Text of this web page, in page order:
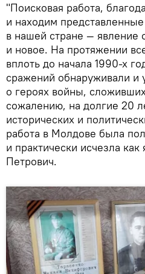
"Поисковая работа,
и находим
в нашей стране — явление
и новое. На протяжении
вплоть до начала 1990-х
сражений обнаруживали и
о героях войны,
сожалению, на долгие 20
исторических и
работа в Молдове была
и практически исчезла
Петрович.